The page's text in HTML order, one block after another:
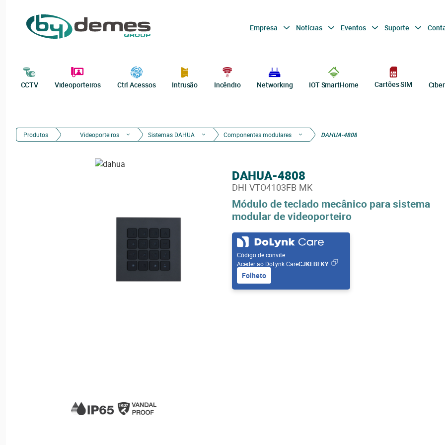
Empresa Notícias Eventos Suporte
CCTV Videoporteiros Ctrl Acessos Intrusão Incêndio Networking IOT SmartHome Cartões SIM
Produtos Videoporteiros Sistemas DAHUA Componentes modulares DAHUA-4808
Módulo de teclado mecânico para sistema
modular de videoporteiro
DAHUA-4808
DHI-VTO4103FB-MK
Código de convite:
Aceder ao DoLynk CareCJKEBFKY
Folheto